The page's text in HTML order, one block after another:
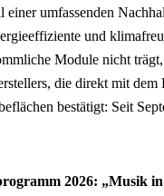
einer umfassenden
und
Module nicht
die direkt mit
bestätigt: Seit
2026: „Musik